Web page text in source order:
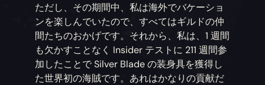
ただし、その期間中、私は海外でバケーショ
ンを楽しんでいたので、すべてはギルドの仲
間たちのおかげです。それから、私は、1 週間
も欠かすことなく Insider テストに 211 週間参
加したことで Silver Blade の装身具を獲得し
た世界初の海賊です。あれはかなりの貢献だ